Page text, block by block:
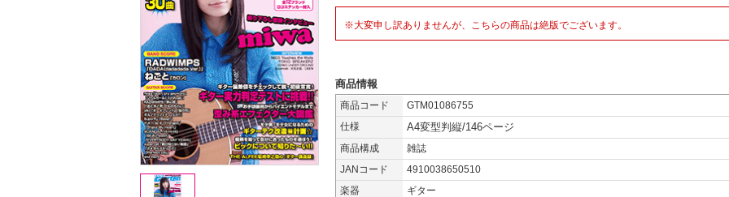
※大変申し訳ありませんが、こちらの商品は絶版でございます。
商品情報
商品コード
GTM01086755
仕様
A4変型判縦/146ページ
商品構成
雑誌
JANコード
4910038650510
楽器
ギター